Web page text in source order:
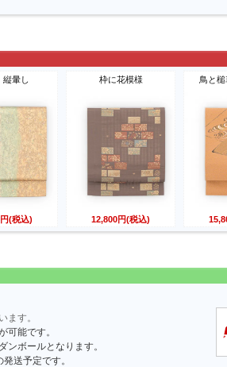
暈し
(税込)
枠に花模様
12,800円(税込)
鳥と
ます。
可能です。
ンボールとなります。
送予定です。